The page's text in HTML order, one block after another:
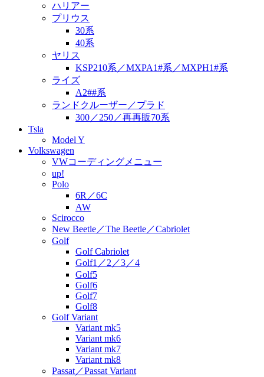
ハリアー
プリウス
30系
40系
ヤリス
KSP210系／MXPA1#系／MXPH1#系
ライズ
A2##系
ランドクルーザー／プラド
300／250／再再販70系
Tsla
Model Y
Volkswagen
VWコーディングメニュー
up!
Polo
6R／6C
AW
Scirocco
New Beetle／The Beetle／Cabriolet
Golf
Golf Cabriolet
Golf1／2／3／4
Golf5
Golf6
Golf7
Golf8
Golf Variant
Variant mk5
Variant mk6
Variant mk7
Variant mk8
Passat／Passat Variant